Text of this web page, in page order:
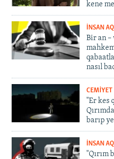
kene
İNSAN
Bir an –
nasıl
CEMİYET
"Er kes
barıp
İNSAN
"Qırım